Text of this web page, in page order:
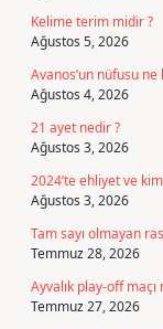
Kelime terim midir ?
Ağustos 5, 2026
Avanos’un nüfusu ne
Ağustos 4, 2026
21 ayet nedir ?
Ağustos 3, 2026
2024’te ehliyet ve
Ağustos 3, 2026
Tam sayı olmayan
Temmuz 28, 2026
Ayvalık play-off maçı
Temmuz 27, 2026